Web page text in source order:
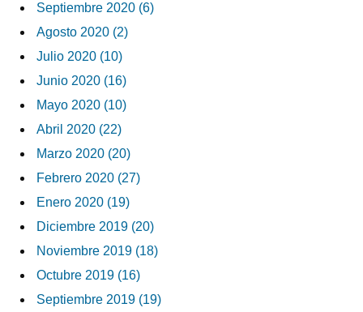
Septiembre 2020 (6)
Agosto 2020 (2)
Julio 2020 (10)
Junio 2020 (16)
Mayo 2020 (10)
Abril 2020 (22)
Marzo 2020 (20)
Febrero 2020 (27)
Enero 2020 (19)
Diciembre 2019 (20)
Noviembre 2019 (18)
Octubre 2019 (16)
Septiembre 2019 (19)